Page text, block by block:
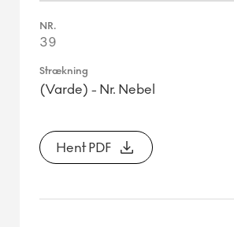
39
(Varde) - Nr. Nebel
Hent PDF